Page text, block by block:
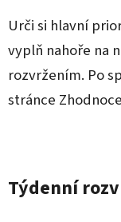
Urči si hlavní
vyplň nahoře na
rozvržením. Po
stránce
Týdenní